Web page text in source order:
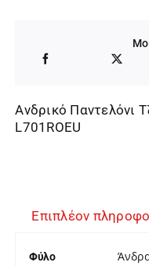
Ανδρικό Παντελόνι
L701ROEU
Επιπλέον
Φύλο